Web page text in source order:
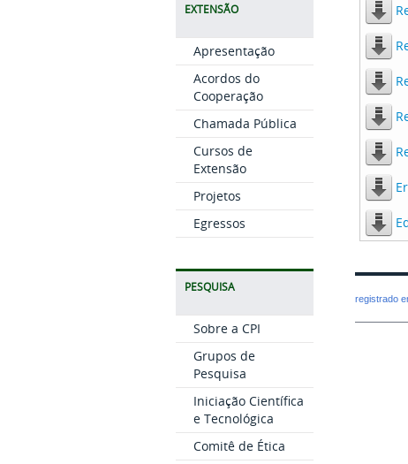
EXTENSÃO
Apresentação
Acordos do
Cooperação
Chamada Pública
Cursos de
Extensão
Projetos
Egressos
PESQUISA
Sobre a CPI
Grupos de
Pesquisa
Iniciação Científica
e Tecnológica
Comitê de Ética
registrado